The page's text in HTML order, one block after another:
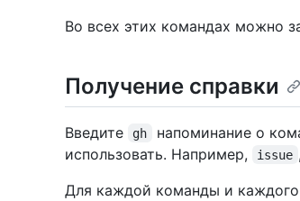
Во всех этих командах можно
Получение справки
Введите gh
напоминание о
использовать. Например,
issue ,
Для каждой команды и